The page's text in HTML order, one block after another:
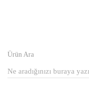
Ürün Ara
Aranan: